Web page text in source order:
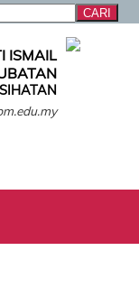
ISMAIL